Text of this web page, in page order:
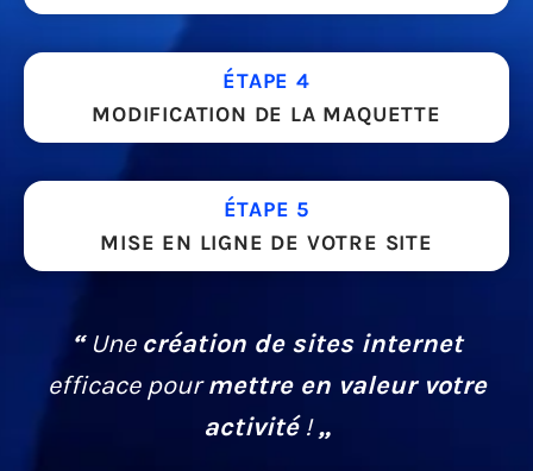
ÉTAPE 4
MODIFICATION DE LA MAQUETTE
ÉTAPE 5
MISE EN LIGNE DE VOTRE SITE
“Une création de sites internet
efficace pourmettre en valeur votre
activité!„